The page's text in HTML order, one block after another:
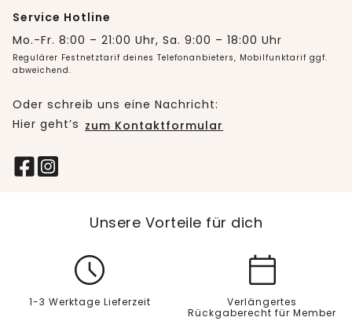
Service Hotline
Mo.-Fr. 8:00 – 21:00 Uhr, Sa. 9:00 – 18:00 Uhr
Regulärer Festnetztarif deines Telefonanbieters, Mobilfunktarif ggf.
abweichend.
Oder schreib uns eine Nachricht:
Hier geht’s zum Kontaktformular
Unsere Vorteile für dich
1-3 Werktage Lieferzeit
Verlängertes
Rückgaberecht für Member